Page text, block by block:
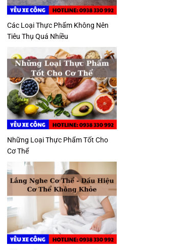
Các Loại Thực Phẩm Không Nên
Tiêu Thụ Quá Nhiều
Những Loại Thực Phẩm Tốt Cho
Cơ Thể